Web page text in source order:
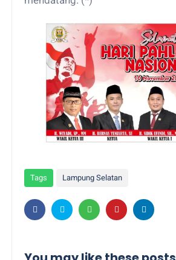
Tags Lampung Selatan